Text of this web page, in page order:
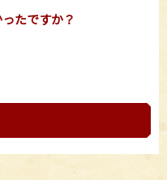
たですか？